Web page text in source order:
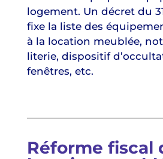
logement. Un décret du
fixe la liste des
à la location meublée,
literie, dispositif
fenêtres, etc.
Réforme fiscal